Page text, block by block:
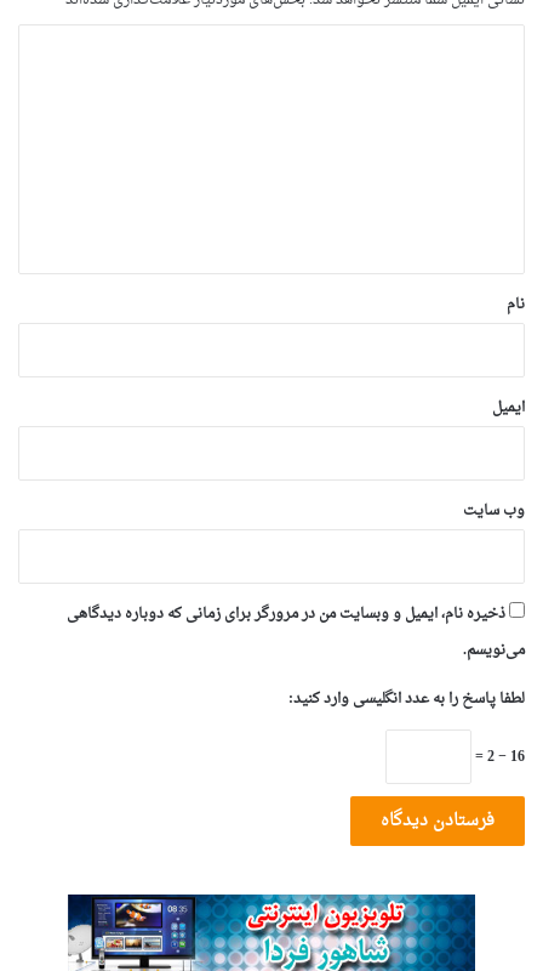
نام
ایمیل
وب‌ سایت
ذخیره نام، ایمیل و وبسایت من در مرورگر برای زمانی که دوباره دیدگاهی
می‌نویسم.
لطفا پاسخ را به عدد انگلیسی وارد کنید:
16 − 2 =